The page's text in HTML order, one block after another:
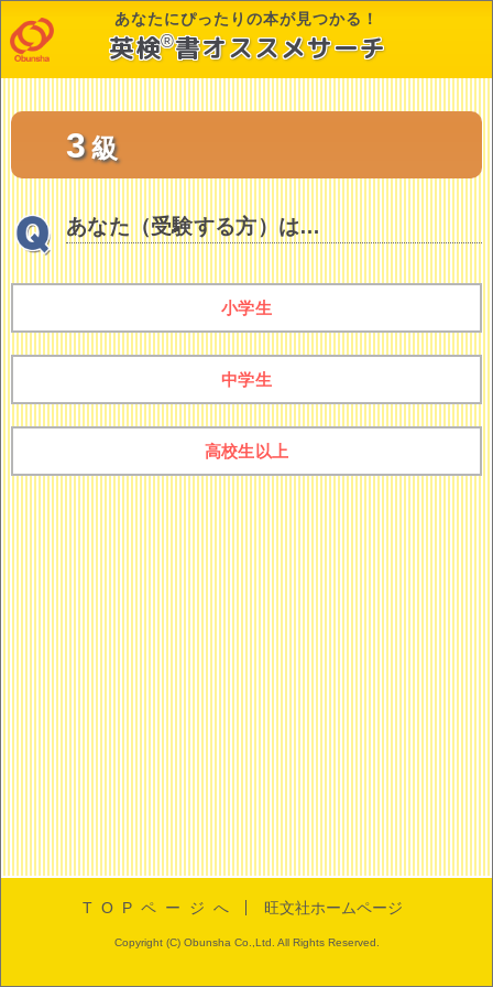
あなたにぴったりの本が見つかる！
英検®書オススメサーチ
3級
あなた（受験する方）は…
小学生
中学生
高校生以上
TOPページへ 旺文社ホームページ
Copyright (C) Obunsha Co.,Ltd. All Rights Reserved.